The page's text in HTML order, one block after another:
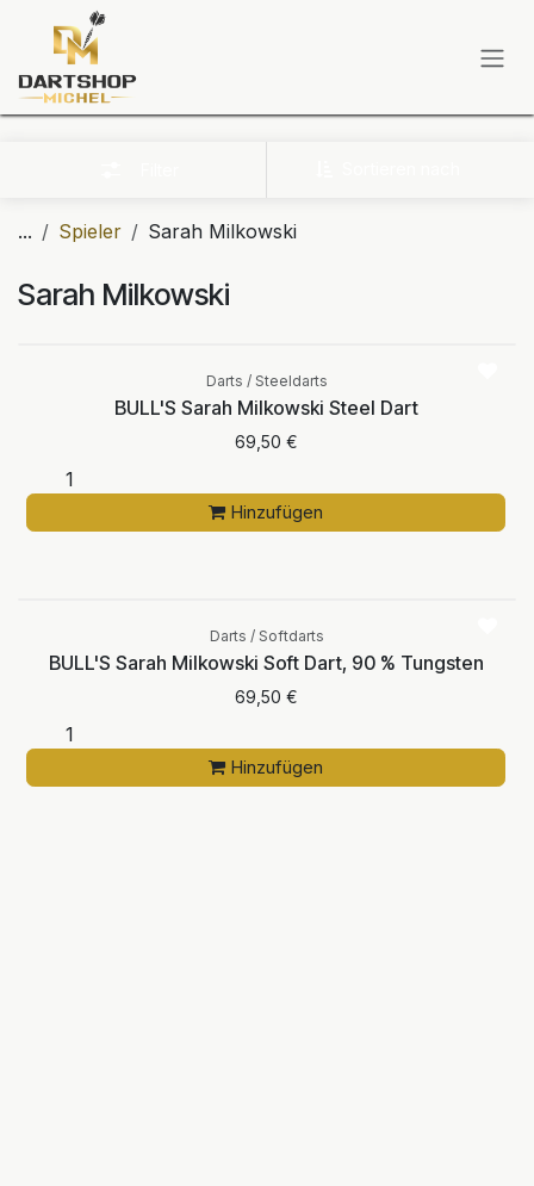
Zum Inhalt springen
... Spieler Sarah Milkowski
Sarah Milkowski
Darts / Steeldarts
BULL'S Sarah Milkowski Steel Dart
69,50 €
Hinzufügen
Darts / Softdarts
BULL'S Sarah Milkowski Soft Dart, 90 % Tungsten
69,50 €
Hinzufügen